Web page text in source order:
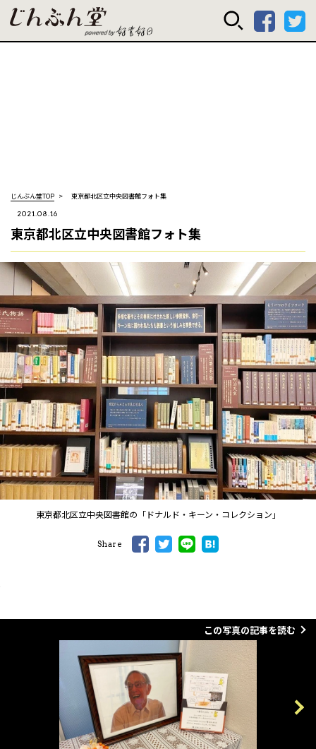
じんぶん堂
じんぶん堂TOP 東京都北区立中央図書館フォト集
2021.08.16
東京都北区立中央図書館フォト集
東京都北区立中央図書館の「ドナルド・キーン・コレクション」
Share
この写真の記事を読む
Next